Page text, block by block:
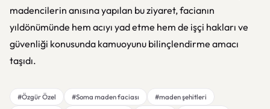
madencilerin anısına yapılan bu ziyaret, facianın
yıldönümünde hem acıyı yad etme hem de işçi hakları ve
güvenliği konusunda kamuoyunu bilinçlendirme amacı
taşıdı.
#Özgür Özel #Soma maden faciası
#maden şehitleri